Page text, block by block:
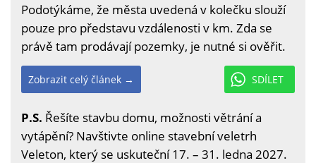
Podotýkáme, že města uvedená v kolečku slouží
pouze pro představu vzdálenosti v km. Zda se
právě tam prodávají pozemky, je nutné si ověřit.
SDÍLET
Zobrazit celý článek →
P.S. Řešíte stavbu domu, možnosti větrání a
vytápění? Navštivte online stavební veletrh
Veleton, který se uskuteční 17. – 31. ledna 2027.